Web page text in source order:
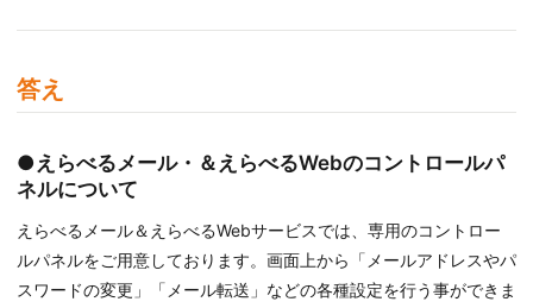
答え
●えらべるメール・＆えらべるWebのコントロールパ
ネルについて
えらべるメール＆えらべるWebサービスでは、専用のコントロー
ルパネルをご用意しております。画面上から「メールアドレスやパ
スワードの変更」「メール転送」などの各種設定を行う事ができま